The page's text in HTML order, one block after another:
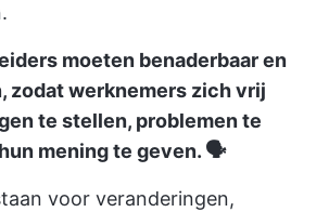
moeten benaderbaar en
zodat werknemers zich vrij
te stellen, problemen te
mening te geven. 🗣️
voor veranderingen,